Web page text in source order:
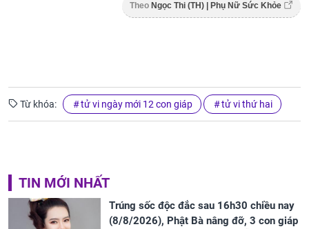
Theo Ngọc Thi (TH) | Phụ Nữ Sức Khỏe
Từ khóa: tử vi ngày mới 12 con giáp tử vi thứ hai
TIN MỚI NHẤT
Trúng sốc độc đắc sau 16h30 chiều nay
(8/8/2026), Phật Bà nâng đỡ, 3 con giáp